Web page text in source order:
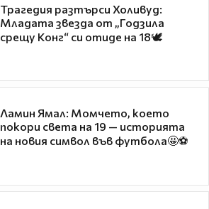
Трагедия разтърси Холивуд:
Младата звезда от „Годзила
срещу Конг“ си отиде на 18🕊️
Ламин Ямал: Момчето, което
покори света на 19 — историята
на новия символ във футбола🤩⚽